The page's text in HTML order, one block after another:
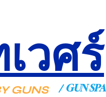
วศร์
GUNS /GUN SPA